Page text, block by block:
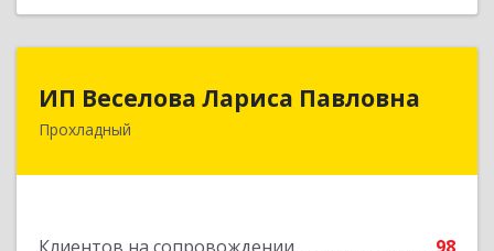
ИП Веселова Лариса Павловна
Прохладный